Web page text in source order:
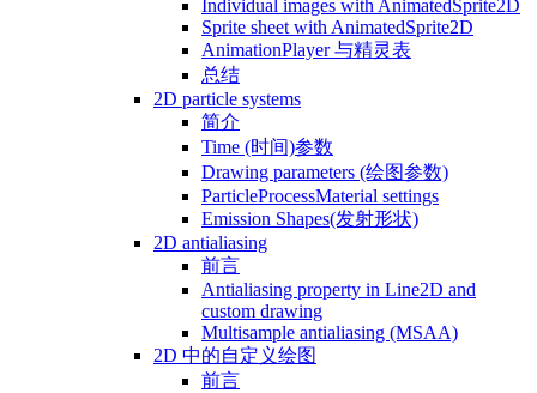
Individual images with AnimatedSprite2D
Sprite sheet with AnimatedSprite2D
AnimationPlayer 与精灵表
总结
2D particle systems
简介
Time (时间)参数
Drawing parameters (绘图参数)
ParticleProcessMaterial settings
Emission Shapes(发射形状)
2D antialiasing
前言
Antialiasing property in Line2D and
custom drawing
Multisample antialiasing (MSAA)
2D 中的自定义绘图
前言